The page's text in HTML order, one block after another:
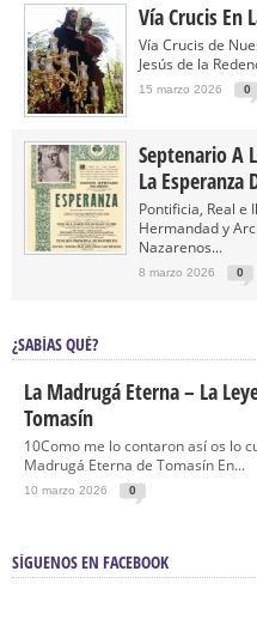
Vía Crucis En
Vía Crucis de
Jesús de la
15 marzo 2026 0
Septenario A
La Esperanza
Pontificia, Real e
Hermandad y
Nazarenos...
8 marzo 2026 0
¿SABÍAS QUÉ?
La Madrugá Eterna – La
Tomasín
10Como me lo contaron así os lo
Madrugá Eterna de Tomasín En...
10 marzo 2026 0
SÍGUENOS EN FACEBOOK